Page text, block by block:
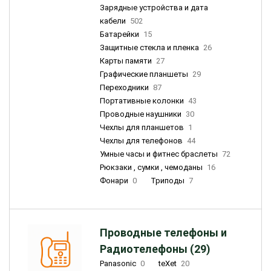
Зарядные устройства и дата
кабели 502
Батарейки 15
Защитные стекла и пленка 26
Карты памяти 27
Графические планшеты 29
Переходники 87
Портативные колонки 43
Проводные наушники 30
Чехлы для планшетов 1
Чехлы для телефонов 44
Умные часы и фитнес браслеты 72
Рюкзаки , сумки , чемоданы 16
Фонари 0 Триподы 7
Проводные телефоны и
Радиотелефоны (29)
Panasonic 0 teXet 20